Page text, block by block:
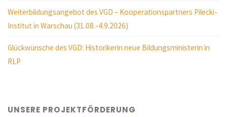
Weiterbildungsangebot des VGD – Kooperationspartners Pilecki-
Institut in Warschau (31.08.-4.9.2026)
Glückwünsche des VGD: Historikerin neue Bildungsministerin in
RLP
UNSERE PROJEKTFÖRDERUNG